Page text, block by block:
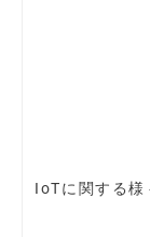
IoTに関する様